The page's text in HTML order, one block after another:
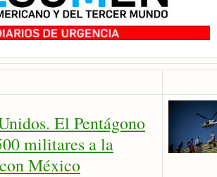
El Pentágono
militares a la
México